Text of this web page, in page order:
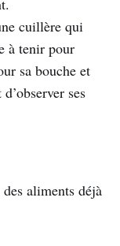
cuillère qui
à tenir pour
sa bouche et
ses
aliments déjà